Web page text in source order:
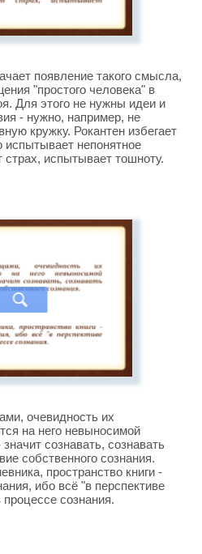
появление такого смысла,
"простого человека" в
Для этого не нужны идеи и
- нужно, например, не
кружку. Рокантен избегает
испытывает непонятное
испытывает тошноту.
очевидность их
на него невыносимой
сознавать, сознавать
собственного сознания.
пространство книги -
ибо всё "в перспективе
процессе сознания.